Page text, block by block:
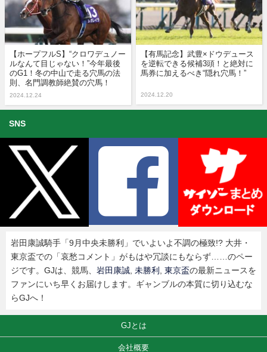
【ホープフルS】“クロワデュノー
ルなんて目じゃない！”今年最後
のG1！冬の中山で走る穴馬の法
則、名門調教師絶賛の穴馬！
2024.12.24
【有馬記念】武豊×ドウデュース
を逆転できる候補3頭！と絶対に
馬券に加えるべき“隠れ穴馬！”
2024.12.20
SNS
岩田康誠騎手「9月中央未勝利」でいよいよ不調の極致!? 大井・
東京盃での「哀愁コメント」がもはや冗談にもならず……のペー
ジです。GJは、競馬、 岩田康誠 未勝利 東京盃の最新ニュースを
ファンにいち早くお届けします。ギャンブルの本質に切り込むな
らGJへ！
GJとは
会社概要